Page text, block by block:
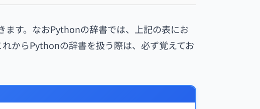
す。なおPythonの辞書では、上記の表にお
からPythonの辞書を扱う際は、必ず覚えてお